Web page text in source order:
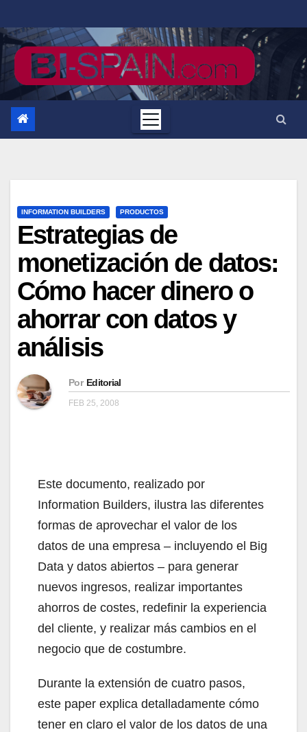
al
contenido
INFORMATION BUILDERS PRODUCTOS
Estrategias de
monetización de datos:
Cómo hacer dinero o
ahorrar con datos y
análisis
Por Editorial
FEB 25, 2008
Este documento, realizado por
Information Builders, ilustra las diferentes
formas de aprovechar el valor de los
datos de una empresa – incluyendo el Big
Data y datos abiertos – para generar
nuevos ingresos, realizar importantes
ahorros de costes, redefinir la experiencia
del cliente, y realizar más cambios en el
negocio que de costumbre.
Durante la extensión de cuatro pasos,
este paper explica detalladamente cómo
tener en claro el valor de los datos de una